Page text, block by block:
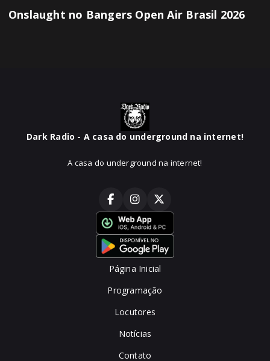
Onslaught no Bangers Open Air Brasil 2026
Dark Radio - A casa do underground na internet!
A casa do underground na internet!
Página Inicial
Programação
Locutores
Notícias
Contato